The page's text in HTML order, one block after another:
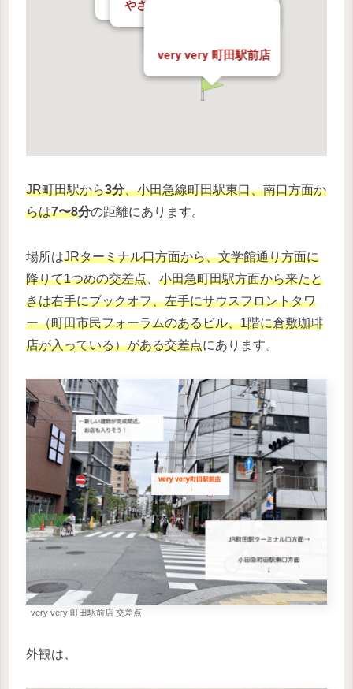
やさいのナイトウ 原町田店
very very 町田駅前店
JR町田駅から3分、小田急線町田駅東口、南口方面か
らは7〜8分の距離にあります。
場所はJRターミナル口方面から、文学館通り方面に
降りて1つめの交差点
小田急町田駅方面から来たと
きは右手にブックオフ、左手にサウスフロントタワ
ー（町田市民フォーラムのあるビル、1階に倉敷珈琲
店が入っている）がある交差点にあります。
very very 町田駅前店 交差点
外観は、